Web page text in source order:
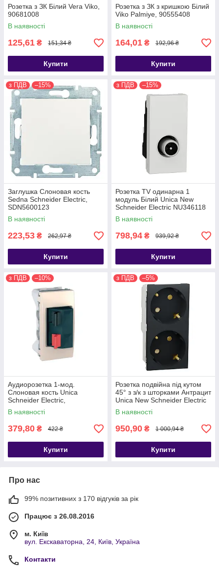
Розетка з ЗК Білий Vera Viko,
90681008
В наявності
125,61 ₴ 151,34 ₴
Купити
Розетка з ЗК з кришкою Білий
Viko Palmiye, 90555408
В наявності
164,01 ₴ 192,96 ₴
Купити
з ПДВ –15%
Заглушка Слоновая кость
Sedna Schneider Electric,
SDN5600123
В наявності
223,53 ₴ 262,97 ₴
Купити
з ПДВ –15%
Розетка TV одинарна 1
модуль Білий Unica New
Schneider Electric NU346118
В наявності
798,94 ₴ 939,92 ₴
Купити
з ПДВ –10%
Аудиорозетка 1-мод.
Слоновая кость Unica
Schneider Electric,
MGU3.487.25
В наявності
379,80 ₴ 422 ₴
Купити
з ПДВ –5%
Розетка подвійна під кутом
45° з з/к з шторками Антрацит
Unica New Schneider Electric
NU306754A
В наявності
950,90 ₴ 1 000,94 ₴
Купити
Про нас
99% позитивних з 170 відгуків за рік
Працює з 26.08.2016
м. Київ
вул. Екскаваторна, 24, Київ, Україна
Контакти